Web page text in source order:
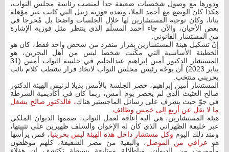
ودورها مع وصول شخصيات ضعيفة جدا لمنصب رئاسة مجلس النواب،
هكذا كان الوضع مع أحمد الملا، وبعده فوزية زينل التي كانت غير مؤهلة
بتاتا، وكان توجيه المستشارين لها خلال الجلسات واضحا بل مُحرجا في
بعض الأحيان، والآن جاء أحمد المسلّم الذي ينتظر مثل فوزية الإشارة
من المستشار القانوني.
إنّ تشكيل هيئة المستشارين بقرار منفرد من شخص واحد فقط، كان هو
الخطيئة الأساسية التي مكّنت شخصا ليس من أهل البحرين، هو
المستشار الدكتور أمين إبراهيم عبدالحليم في جلسة النواب أمس (31
يناير 2023) أن يوجّه رئيس مجلس النواب لاتخاذ قرار بشطب كلام نائب
بحريني منتخب.
المستشار أمين إبراهيم، حضر الجلسة بالأمس بديلا لرئيس الهيئة الدكتور
صالح الغثيث الذي لم يحضر يوم أمس، ربما كان في أكاديمية الشرطة
في جوّ حيث يشرف على رسائل الماجستير هناك، فالدكتور صالح يشغل
ما لا يقل عن أربع إلى خمس وظائف
هيئة المستشارين، هي آلية إعاقة لعمل النواب، صممها الديوان الملكي
عبر خليفة الظهراني الذي كان له الإخوان والسلف ظهيرين على تثبيتها،
ومنذ ذلك اليوم وكل مستشار داخل هذه الهيئة ليس بحرينيا، فمن يرأسها
هو عراقي من الموصل، والبقية من مصر الشقيقة، كلهم موظفون
مأمورون من الديوان، وبإطلالة ومتابعة بسيطة تكتشف إن هؤلاء